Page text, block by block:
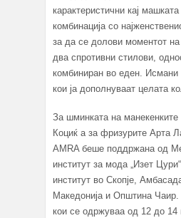
карактеристични кај
комбинација со
за да се долови моментот
два спротивни стилови,
комбиниран во еден.
кои ја дополнуваат целата
За шминката на
Коциќ а за фризурите Арта
AMRA беше поддржана од
институт за мода „Изет
институт во Скопје,
Македонија и Општина
кои се одржуваа од 12 до 14